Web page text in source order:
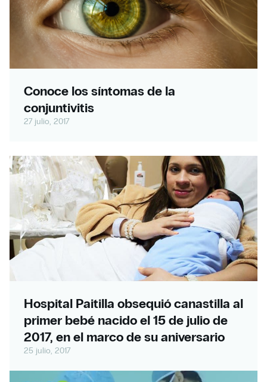
Conoce los síntomas de la
conjuntivitis
27 julio, 2017
Hospital Paitilla obsequió canastilla al
primer bebé nacido el 15 de julio de
2017, en el marco de su aniversario
25 julio, 2017